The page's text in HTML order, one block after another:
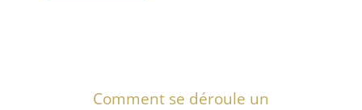
Comment se déroule un